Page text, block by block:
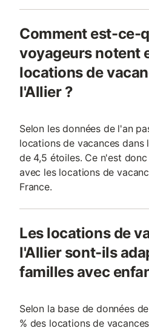
Comment est-ce-
voyageurs notent
locations de
l'Allier ?
Selon les données de l'an
locations de vacances dans
de 4,5 étoiles. Ce n'est
avec les locations de
France.
Les locations de
l'Allier sont-ils
familles avec
Selon la base de données
% des locations de